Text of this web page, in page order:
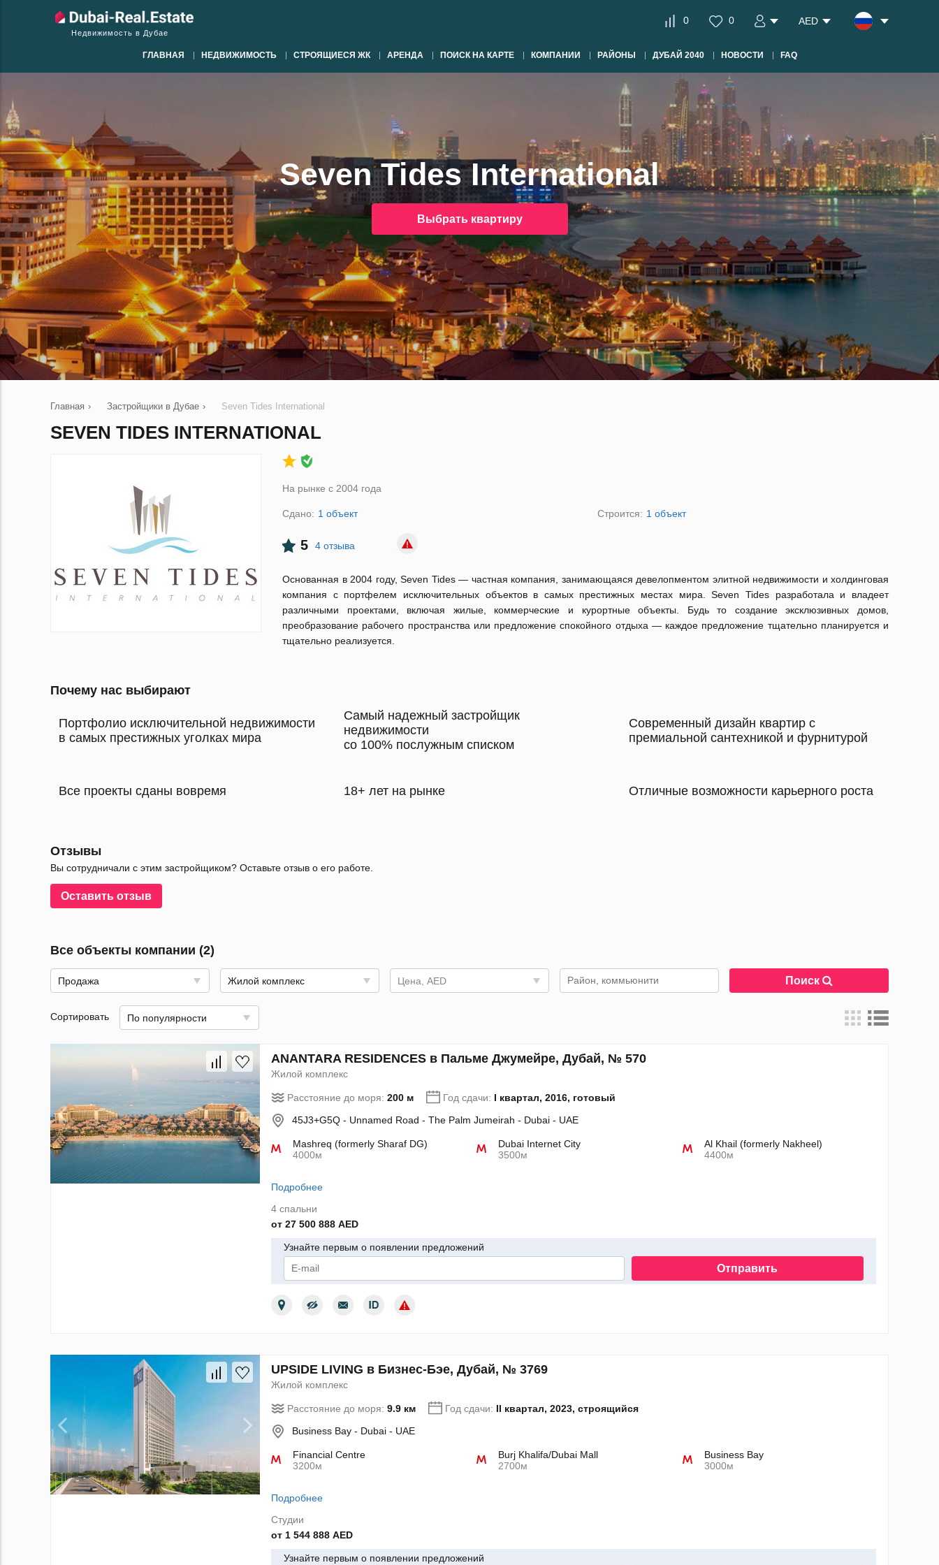
Недвижимость в Дубае
0 0 AED
ГЛАВНАЯ НЕДВИЖИМОСТЬ СТРОЯЩИЕСЯ ЖК АРЕНДА ПОИСК НА КАРТЕ КОМПАНИИ РАЙОНЫ ДУБАЙ 2040 НОВОСТИ FAQ
Seven Tides International
Выбрать квартиру
Главная › Застройщики в Дубае › Seven Tides International
SEVEN TIDES INTERNATIONAL
На рынке с 2004 года
Сдано: 1 объект Строится: 1 объект
5 4 отзыва
Основанная в 2004 году, Seven Tides — частная компания, занимающаяся девелопментом элитной недвижимости и холдинговая
компания с портфелем исключительных объектов в самых престижных местах мира. Seven Tides разработала и владеет
различными проектами, включая жилые, коммерческие и курортные объекты. Будь то создание эксклюзивных домов,
преобразование рабочего пространства или предложение спокойного отдыха — каждое предложение тщательно планируется и
тщательно реализуется.
Почему нас выбирают
Портфолио исключительной недвижимости
в самых престижных уголках мира
Самый надежный застройщик
недвижимости
со 100% послужным списком
Современный дизайн квартир с
премиальной сантехникой и фурнитурой
Все проекты сданы вовремя 18+ лет на рынке Отличные возможности карьерного роста
Отзывы
Вы сотрудничали с этим застройщиком? Оставьте отзыв о его работе.
Оставить отзыв
Все объекты компании (2)
Продажа Жилой комплекс Цена, AED Поиск
Сортировать По популярности
ANANTARA RESIDENCES в Пальме Джумейре, Дубай, № 570
Жилой комплекс
Расстояние до моря: 200 м Год сдачи: I квартал, 2016, готовый
45J3+G5Q - Unnamed Road - The Palm Jumeirah - Dubai - UAE
Mashreq (formerly Sharaf DG)
4000м
Dubai Internet City
3500м
Al Khail (formerly Nakheel)
4400м
Подробнее
4 спальни
от 27 500 888 AED
Узнайте первым о появлении предложений
Отправить
UPSIDE LIVING в Бизнес-Бэе, Дубай, № 3769
Жилой комплекс
Расстояние до моря: 9.9 км Год сдачи: II квартал, 2023, строящийся
Business Bay - Dubai - UAE
Financial Centre
3200м
Burj Khalifa/Dubai Mall
2700м
Business Bay
3000м
Подробнее
Студии
от 1 544 888 AED
Узнайте первым о появлении предложений